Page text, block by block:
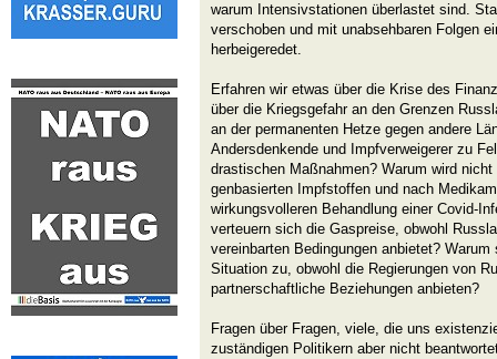
warum Intensivstationen überlastet sind.
verschoben und mit unabsehbaren Folgen
herbeigeredet.
Erfahren wir etwas über die Krise des
über die Kriegsgefahr an den Grenzen
an der permanenten Hetze gegen andere
Andersdenkende und Impfverweigerer zu
drastischen Maßnahmen? Warum wird
genbasierten Impfstoffen und nach
wirkungsvolleren Behandlung einer Covid-
verteuern sich die Gaspreise, obwohl
vereinbarten Bedingungen anbietet?
Situation zu, obwohl die Regierungen von
partnerschaftliche Beziehungen anbieten?
Fragen über Fragen, viele, die uns
zuständigen Politikern aber nicht